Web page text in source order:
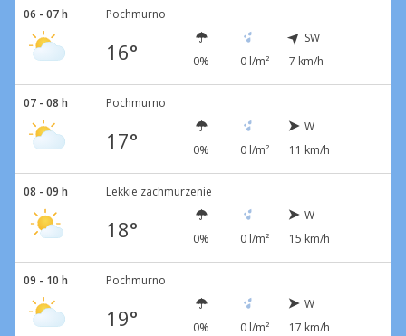
06 - 07 h Pochmurno
16° 0% 0 l/m²
SW
7 km/h
07 - 08 h Pochmurno
17° 0% 0 l/m²
W
11 km/h
08 - 09 h Lekkie zachmurzenie
18° 0% 0 l/m²
W
15 km/h
09 - 10 h Pochmurno
19° 0% 0 l/m²
W
17 km/h